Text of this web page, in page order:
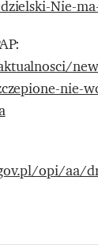
Nie-
nie-
opi/aa/